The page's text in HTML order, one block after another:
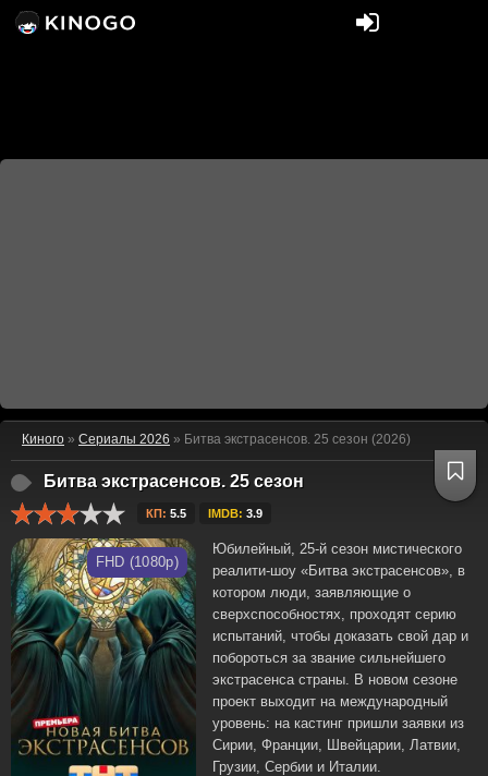
Киного » Сериалы 2026 » Битва экстрасенсов. 25 сезон (2026)
Битва экстрасенсов. 25 сезон
КП: 5.5 IMDB: 3.9
FHD (1080p)
Юбилейный, 25-й сезон мистического
реалити-шоу «Битва экстрасенсов», в
котором люди, заявляющие о
сверхспособностях, проходят серию
испытаний, чтобы доказать свой дар и
побороться за звание сильнейшего
экстрасенса страны. В новом сезоне
проект выходит на международный
уровень: на кастинг пришли заявки из
Сирии, Франции, Швейцарии, Латвии,
Грузии, Сербии и Италии.